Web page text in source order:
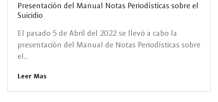
Presentación del Manual Notas Periodísticas sobre el
Suicidio
El pasado 5 de Abril del 2022 se llevó a cabo la
presentación del Manual de Notas Periodísticas sobre
el...
Leer Mas